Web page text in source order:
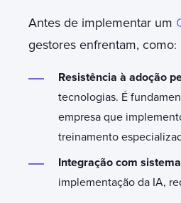
Antes de implementar um
gestores enfrentam, como:
Resistência à adoção
tecnologias. É
empresa que
treinamento
Integração com
implementação da IA,